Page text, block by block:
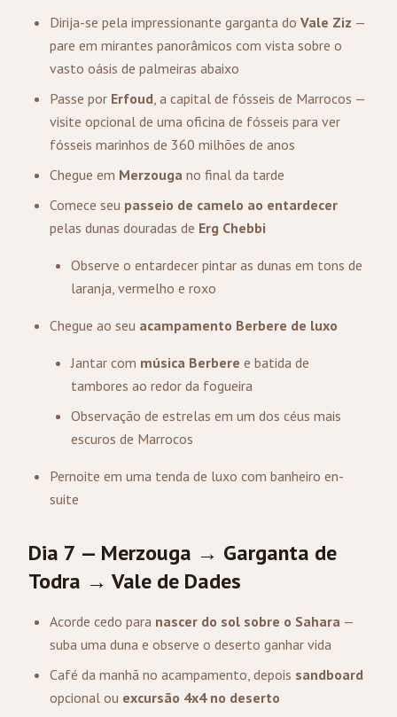
Dirija-se pela impressionante garganta do Vale Ziz —
pare em mirantes panorâmicos com vista sobre o
vasto oásis de palmeiras abaixo
Passe por Erfoud, a capital de fósseis de Marrocos —
visite opcional de uma oficina de fósseis para ver
fósseis marinhos de 360 milhões de anos
Chegue em Merzouga no final da tarde
Comece seu passeio de camelo ao entardecer
pelas dunas douradas de Erg Chebbi
Observe o entardecer pintar as dunas em tons de
laranja, vermelho e roxo
Chegue ao seu acampamento Berbere de luxo
Jantar com música Berbere e batida de
tambores ao redor da fogueira
Observação de estrelas em um dos céus mais
escuros de Marrocos
Pernoite em uma tenda de luxo com banheiro en-
suite
Dia 7 — Merzouga → Garganta de
Todra → Vale de Dades
Acorde cedo para nascer do sol sobre o Sahara —
suba uma duna e observe o deserto ganhar vida
Café da manhã no acampamento, depois sandboard
opcional ou excursão 4x4 no deserto